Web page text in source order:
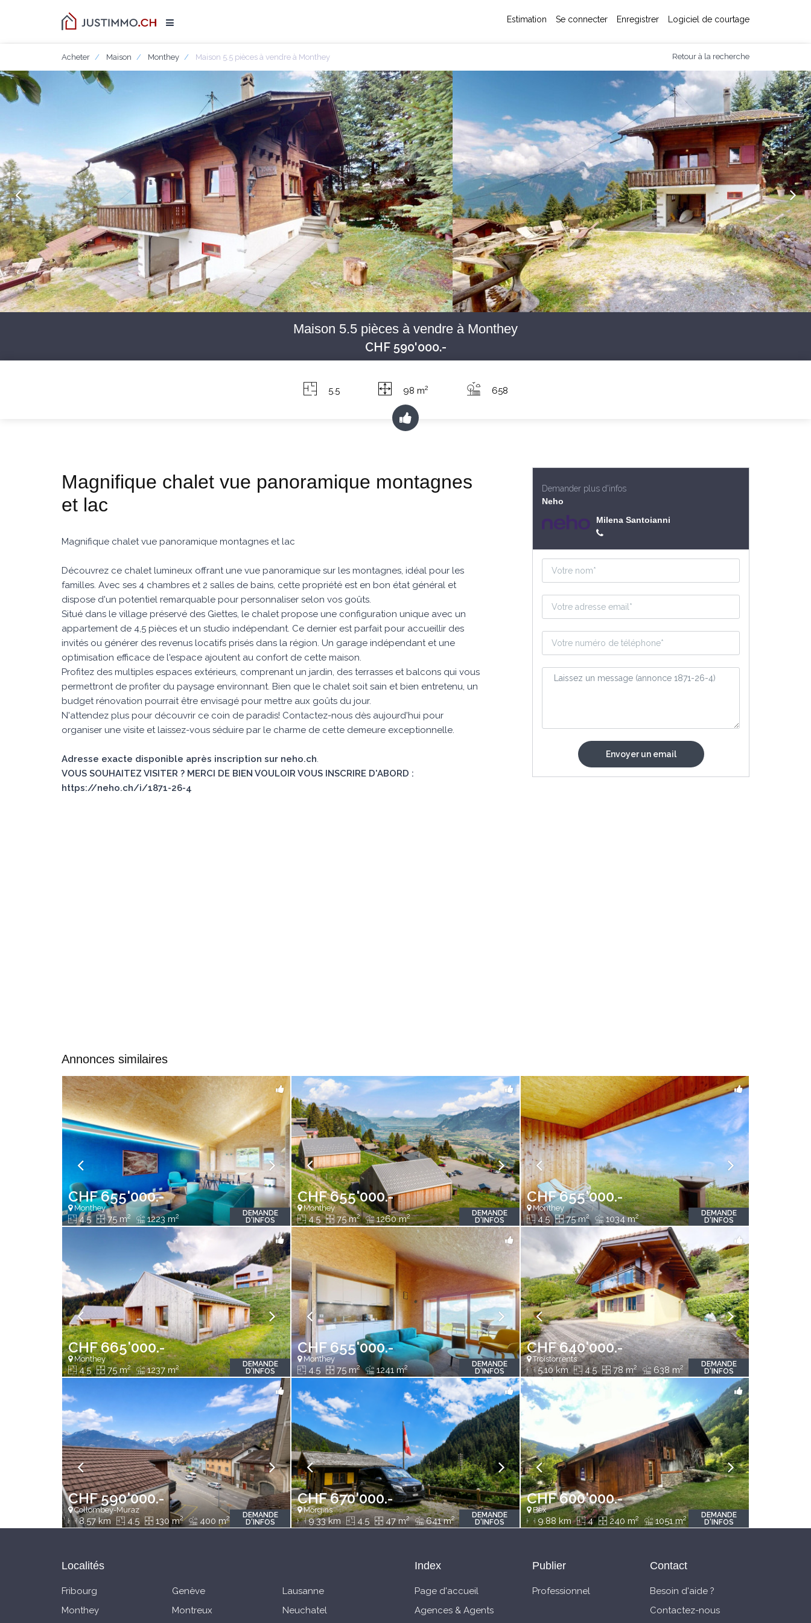
Estimation Se connecter Enregistrer Logiciel de courtage
Acheter Maison Monthey Maison 5.5 pièces à vendre à Monthey Retour à la recherche
Maison 5.5 pièces à vendre à Monthey
CHF 590'000.-
5.5 98 m2 658
Magnifique chalet vue panoramique montagnes
et lac
Magnifique chalet vue panoramique montagnes et lac
Découvrez ce chalet lumineux offrant une vue panoramique sur les montagnes, idéal pour les
familles. Avec ses 4 chambres et 2 salles de bains, cette propriété est en bon état général et
dispose d'un potentiel remarquable pour personnaliser selon vos goûts.
Situé dans le village préservé des Giettes, le chalet propose une configuration unique avec un
appartement de 4,5 pièces et un studio indépendant. Ce dernier est parfait pour accueillir des
invités ou générer des revenus locatifs prisés dans la région. Un garage indépendant et une
optimisation efficace de l'espace ajoutent au confort de cette maison.
Profitez des multiples espaces extérieurs, comprenant un jardin, des terrasses et balcons qui vous
permettront de profiter du paysage environnant. Bien que le chalet soit sain et bien entretenu, un
budget rénovation pourrait être envisagé pour mettre aux goûts du jour.
N'attendez plus pour découvrir ce coin de paradis! Contactez-nous dès aujourd'hui pour
organiser une visite et laissez-vous séduire par le charme de cette demeure exceptionnelle.
Adresse exacte disponible après inscription sur neho.ch.
VOUS SOUHAITEZ VISITER ? MERCI DE BIEN VOULOIR VOUS INSCRIRE D'ABORD :
https://neho.ch/i/1871-26-4
Demander plus d'infos
Neho
Milena Santoianni
Annonces similaires
CHF 655'000.-
Monthey
4.5 75 m2 1223 m2
DEMANDE
D'INFOS
CHF 655'000.-
Monthey
4.5 75 m2 1260 m2
DEMANDE
D'INFOS
CHF 655'000.-
Monthey
4.5 75 m2 1034 m2
DEMANDE
D'INFOS
CHF 665'000.-
Monthey
4.5 75 m2 1237 m2
DEMANDE
D'INFOS
CHF 655'000.-
Monthey
4.5 75 m2 1241 m2
DEMANDE
D'INFOS
CHF 640'000.-
Troistorrents
5.10 km 4.5 78 m2 638 m2
DEMANDE
D'INFOS
CHF 590'000.-
Collombey-Muraz
8.57 km 4.5 130 m2 400 m2
DEMANDE
D'INFOS
CHF 670'000.-
Morgins
9.33 km 4.5 47 m2 641 m2
DEMANDE
D'INFOS
CHF 600'000.-
Bex
9.88 km 4 240 m2 1051 m2
DEMANDE
D'INFOS
Localités
Fribourg Genève
Lausanne
Monthey
Montreux Neuchatel
Index
Page d'accueil
Agences & Agents
Publier
Professionnel
Contact
Besoin d'aide ?
Contactez-nous